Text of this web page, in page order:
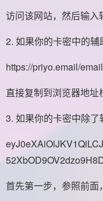
访问该网站，然后输
2. 如果你的卡密中的辅
https://priyo.email/
直接复制到浏览器地
3. 如果你的卡密中除了
首先第一步，参照前